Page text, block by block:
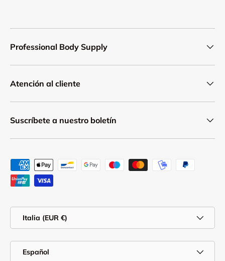
Professional Body Supply
Atención al cliente
Suscríbete a nuestro boletín
Formas de pago aceptadas
Italia (EUR €)
Español